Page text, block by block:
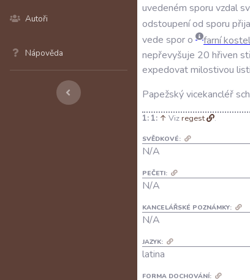
Autoři
Nápověda
uvedeném sporu vzdal
odstoupeníod sporu
vede sporo farníkostel
nepřevyšuje 20 hřiven
expedovatmilostivou
Papežskývicekancléř
1: ↑ Viz regest .
SVĚDKOVÉ:
N/A
PEČETI:
N/A
KANCELÁŘSKÉ POZNÁMKY:
N/A
JAZYK:
latina
FORMA DOCHOVÁNÍ: